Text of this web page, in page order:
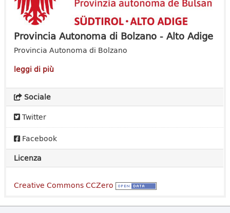
Provincia Autonoma di Bolzano - Alto Adige
Provincia Autonoma di Bolzano
leggi di più
Sociale
Twitter
Facebook
Licenza
Creative Commons CCZero